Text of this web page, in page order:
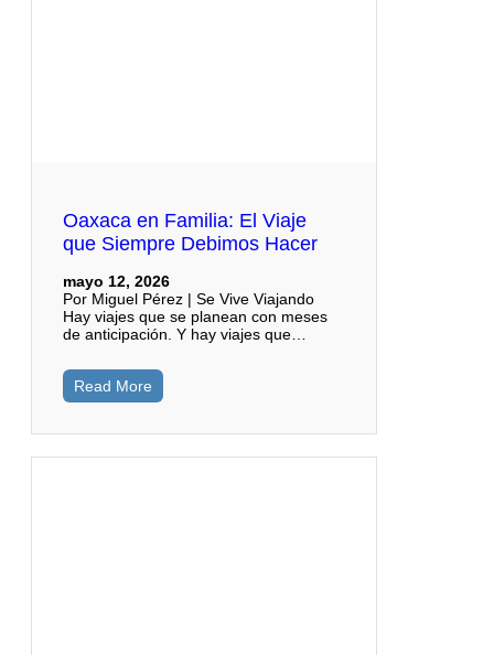
Oaxaca en Familia: El Viaje
que Siempre Debimos Hacer
mayo 12, 2026
Por Miguel Pérez | Se Vive Viajando
Hay viajes que se planean con meses
de anticipación. Y hay viajes que…
Read More